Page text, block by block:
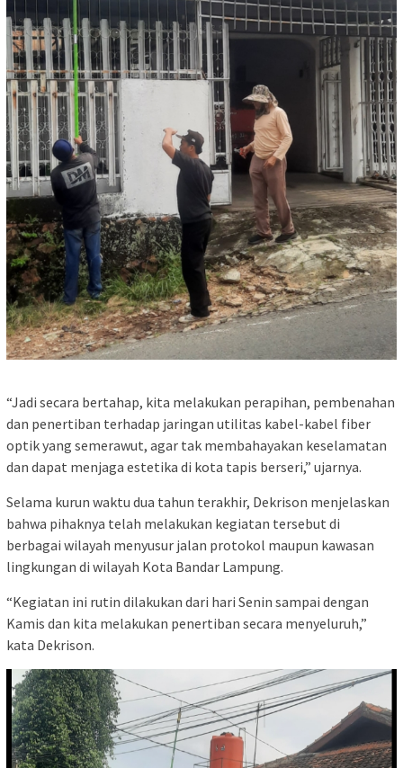
“Jadi secara bertahap, kita melakukan perapihan, pembenahan
dan penertiban terhadap jaringan utilitas kabel-kabel fiber
optik yang semerawut, agar tak membahayakan keselamatan
dan dapat menjaga estetika di kota tapis berseri,” ujarnya.
Selama kurun waktu dua tahun terakhir, Dekrison menjelaskan
bahwa pihaknya telah melakukan kegiatan tersebut di
berbagai wilayah menyusur jalan protokol maupun kawasan
lingkungan di wilayah Kota Bandar Lampung.
“Kegiatan ini rutin dilakukan dari hari Senin sampai dengan
Kamis dan kita melakukan penertiban secara menyeluruh,”
kata Dekrison.